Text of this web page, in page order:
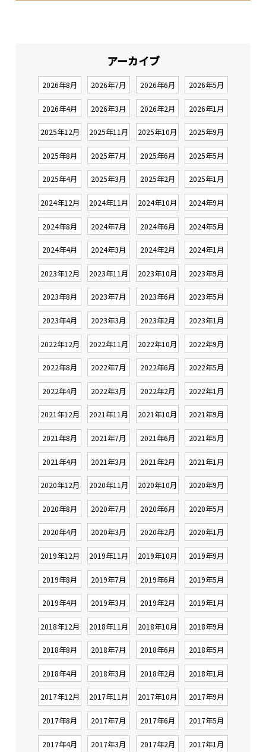
アーカイブ
2026年8月 2026年7月 2026年6月 2026年5月
2026年4月 2026年3月 2026年2月 2026年1月
2025年12月 2025年11月 2025年10月 2025年9月
2025年8月 2025年7月 2025年6月 2025年5月
2025年4月 2025年3月 2025年2月 2025年1月
2024年12月 2024年11月 2024年10月 2024年9月
2024年8月 2024年7月 2024年6月 2024年5月
2024年4月 2024年3月 2024年2月 2024年1月
2023年12月 2023年11月 2023年10月 2023年9月
2023年8月 2023年7月 2023年6月 2023年5月
2023年4月 2023年3月 2023年2月 2023年1月
2022年12月 2022年11月 2022年10月 2022年9月
2022年8月 2022年7月 2022年6月 2022年5月
2022年4月 2022年3月 2022年2月 2022年1月
2021年12月 2021年11月 2021年10月 2021年9月
2021年8月 2021年7月 2021年6月 2021年5月
2021年4月 2021年3月 2021年2月 2021年1月
2020年12月 2020年11月 2020年10月 2020年9月
2020年8月 2020年7月 2020年6月 2020年5月
2020年4月 2020年3月 2020年2月 2020年1月
2019年12月 2019年11月 2019年10月 2019年9月
2019年8月 2019年7月 2019年6月 2019年5月
2019年4月 2019年3月 2019年2月 2019年1月
2018年12月 2018年11月 2018年10月 2018年9月
2018年8月 2018年7月 2018年6月 2018年5月
2018年4月 2018年3月 2018年2月 2018年1月
2017年12月 2017年11月 2017年10月 2017年9月
2017年8月 2017年7月 2017年6月 2017年5月
2017年4月 2017年3月 2017年2月 2017年1月